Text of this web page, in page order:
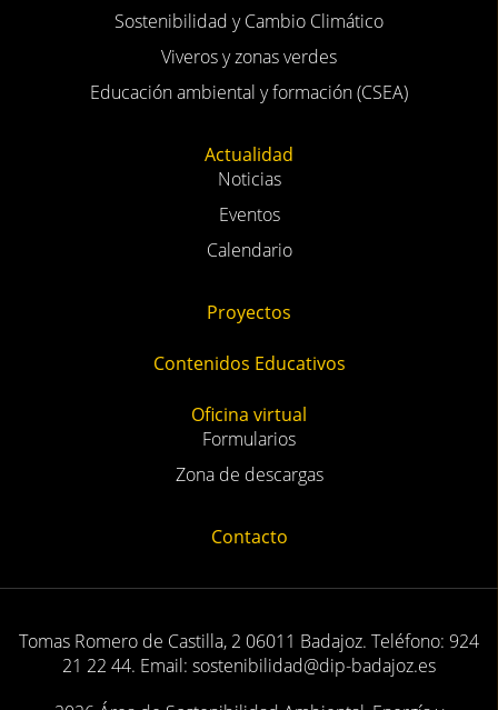
Sostenibilidad y Cambio Climático
Viveros y zonas verdes
Educación ambiental y formación (CSEA)
Actualidad
Noticias
Eventos
Calendario
Proyectos
Contenidos Educativos
Oficina virtual
Formularios
Zona de descargas
Contacto
Tomas Romero de Castilla, 2 06011 Badajoz. Teléfono: 924
21 22 44. Email: sostenibilidad@dip-badajoz.es